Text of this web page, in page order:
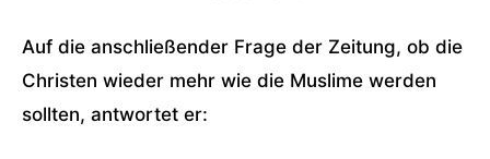
Auf die anschließender Frage der Zeitung, ob die
Christen wieder mehr wie die Muslime werden
sollten, antwortet er: